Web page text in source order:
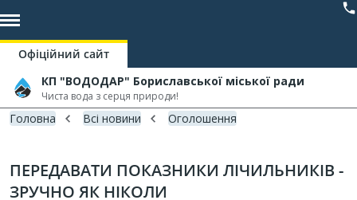
Офіційний сайт
КП "ВОДОДАР" Бориславської міської ради
Чиста вода з серця природи!
Головна Всі новини Оголошення
ПЕРЕДАВАТИ ПОКАЗНИКИ ЛІЧИЛЬНИКІВ -
ЗРУЧНО ЯК НІКОЛИ